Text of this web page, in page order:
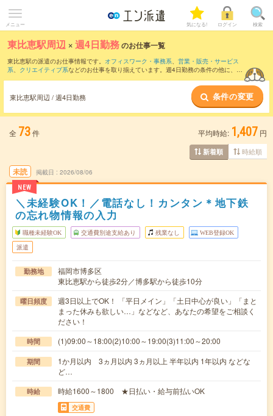
メニュー 気になる! ログイン 検索
東比恵駅周辺 ×週4日勤務のお仕事一覧
東比恵駅の派遣のお仕事情報です。 オフィスワーク・事務系、 営業・販売・サービス
系、 クリエイティブ系などのお仕事を取り揃えています。週4日勤務の条件の他に、 交
東比恵駅周辺 / 週4日勤務 条件の変更
全 73件 平均時給: 1,407 円
新着順 時給順
未読
NEW
掲載日 2026/08/06
＼未経験OK！／電話なし！カンタン＊地下鉄
の忘れ物情報の入力
職種未経験OK 交通費別途支給あり 残業なし WEB登録OK
派遣
勤務地
福岡市博多区
東比恵駅から徒歩2分／博多駅から徒歩10分
曜日頻度
週3日以上でOK！ 「平日メイン」「土日中心が良い」「まと
まった休みも欲しい…」などなど、あなたの希望をご相談く
ださい！
時間 (1)09:00～18:00(2)10:00～19:00(3)11:00～20:00
期間
1か月以内 3ヵ月以内 3ヵ月以上 半年以内 1年以内 などな
ど…
時給 時給1600～1800 ★日払い・給与前払いOK
交通費